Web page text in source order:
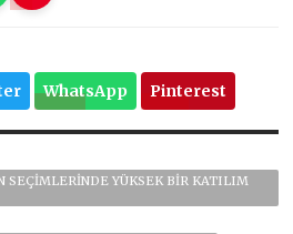
WhatsApp Pinterest
SEÇIMLERINDE YÜKSEK BIR KATILIM